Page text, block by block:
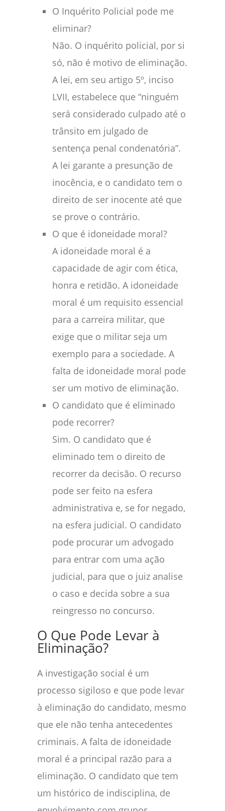
O Inquérito Policial pode me
eliminar?
Não. O inquérito policial, por si
só, não é motivo de eliminação.
A lei, em seu artigo 5º, inciso
LVII, estabelece que “ninguém
será considerado culpado até o
trânsito em julgado de
sentença penal condenatória”.
A lei garante a presunção de
inocência, e o candidato tem o
direito de ser inocente até que
se prove o contrário.
O que é idoneidade moral?
A idoneidade moral é a
capacidade de agir com ética,
honra e retidão. A idoneidade
moral é um requisito essencial
para a carreira militar, que
exige que o militar seja um
exemplo para a sociedade. A
falta de idoneidade moral pode
ser um motivo de eliminação.
O candidato que é eliminado
pode recorrer?
Sim. O candidato que é
eliminado tem o direito de
recorrer da decisão. O recurso
pode ser feito na esfera
administrativa e, se for negado,
na esfera judicial. O candidato
pode procurar um advogado
para entrar com uma ação
judicial, para que o juiz analise
o caso e decida sobre a sua
reingresso no concurso.
O Que Pode Levar à
Eliminação?
A investigação social é um
processo sigiloso e que pode levar
à eliminação do candidato, mesmo
que ele não tenha antecedentes
criminais. A falta de idoneidade
moral é a principal razão para a
eliminação. O candidato que tem
um histórico de indisciplina, de